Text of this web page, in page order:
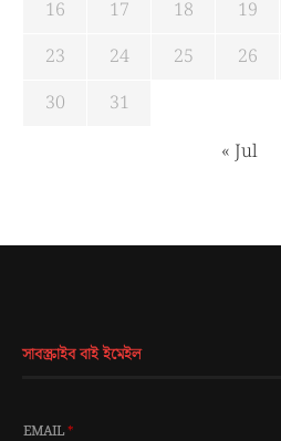
16
17 18 19
23
24 25 26
30
31
« Jul
সাবস্ক্রাইব বাই ইমেইল
EMAIL*